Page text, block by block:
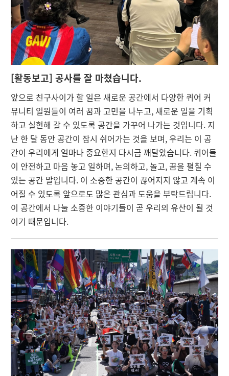
[활동보고] 공사를 잘 마쳤습니다.
앞으로 친구사이가 할 일은 새로운 공간에서 다양한 퀴어 커
뮤니티 일원들이 여러 꿈과 고민을 나누고, 새로운 일을 기획
하고 실현해 갈 수 있도록 공간을 가꾸어 나가는 것입니다. 지
난 한 달 동안 공간이 잠시 쉬어가는 것을 보며, 우리는 이 공
간이 우리에게 얼마나 중요한지 다시금 깨달았습니다. 퀴어들
이 안전하고 마음 놓고 일하며, 논의하고, 놀고, 꿈을 펼칠 수
있는 공간 말입니다. 이 소중한 공간이 끊어지지 않고 계속 이
어질 수 있도록 앞으로도 많은 관심과 도움을 부탁드립니다.
이 공간에서 나눌 소중한 이야기들이 곧 우리의 유산이 될 것
이기 때문입니다.